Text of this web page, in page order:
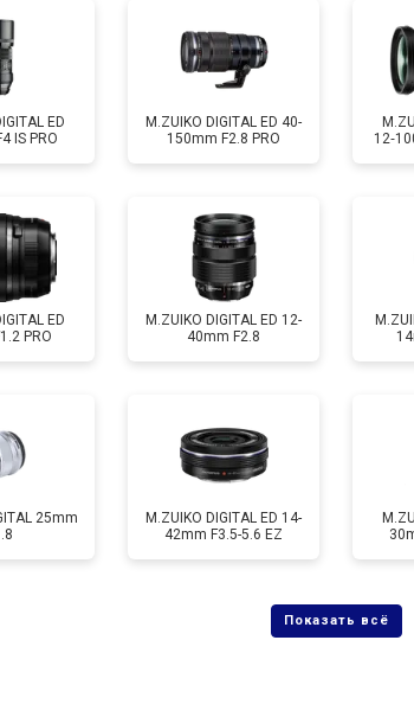
ED
IS PRO
M.ZUIKO DIGITAL ED 40-
150mm F2.8 PRO
ED
PRO
M.ZUIKO DIGITAL ED 12-
40mm F2.8
25mm
M.ZUIKO DIGITAL ED 14-
42mm F3.5-5.6 EZ